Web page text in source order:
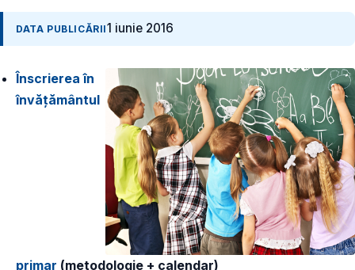
DATA PUBLICĂRII1 iunie 2016
Înscrierea în
învățământul
primar (metodologie + calendar)